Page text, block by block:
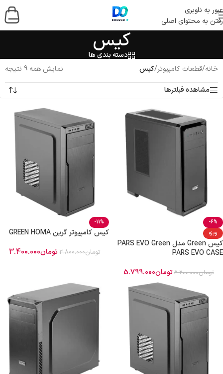
عبور به ناوبری
رفتن به محتوای اصلی
کیس
دسته بندی ها
خانه/قطعات کامپیوتر/کیس
نمایش همه 9 نتیجه
مشاهده فیلترها
-6%
ویژه
کیس Green مدل PARS EVO Green
PARS EVO CASE
تومان6.200.000تومان5.799.000
-11%
کیس کامپیوتر گرین GREEN HOMA
تومان3.800.000تومان3.400.000